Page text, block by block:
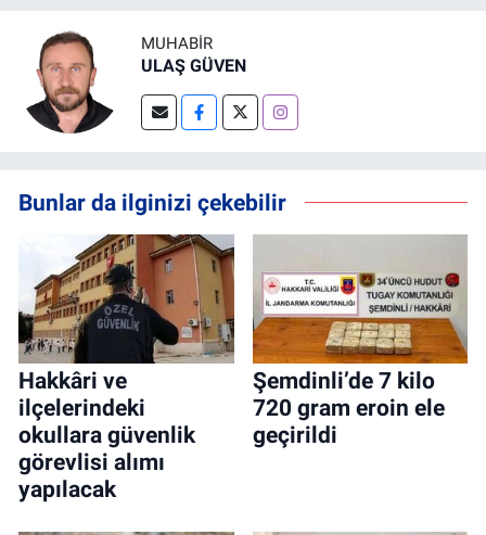
MUHABIR
ULAŞ GÜVEN
Bunlar da ilginizi çekebilir
Hakkâri ve
ilçelerindeki
okullara güvenlik
görevlisi alımı
yapılacak
Şemdinli’de 7 kilo
720 gram eroin ele
geçirildi